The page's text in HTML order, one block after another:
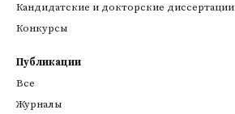
Кандидатские и докторские диссертации
Конкурсы
Публикации
Все
Журналы